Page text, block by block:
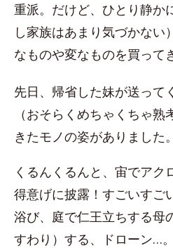
重派。だけど、ひとり静か
し家族はあまり気づかない
なものや変なものを買って
先日、帰省した妹が送って
（おそらくめちゃくちゃ
きたモノの姿がありました。
くるんくるんと、宙でアク
得意げに披露！すごいすご
浴び、庭で仁王立ちする母
すわり）する、ドローン…。